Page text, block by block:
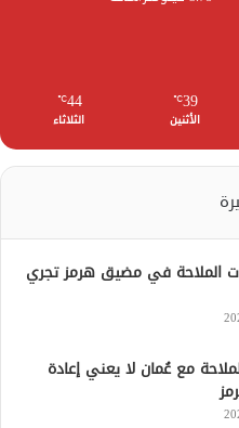
39
℃
الأثنين
44
℃
الثلاثاء
الملاحة في مضيق هرمز تجري
مع عُمان لا يعني إعادة